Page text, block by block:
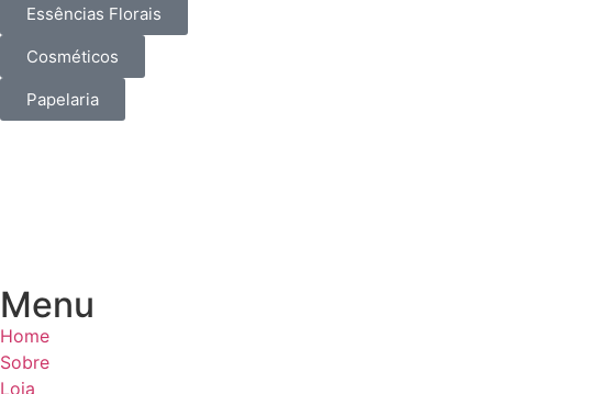
Essências Florais
Cosméticos
Papelaria
Menu
Home
Sobre
Loja